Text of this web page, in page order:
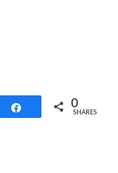
Share 0
SHARES